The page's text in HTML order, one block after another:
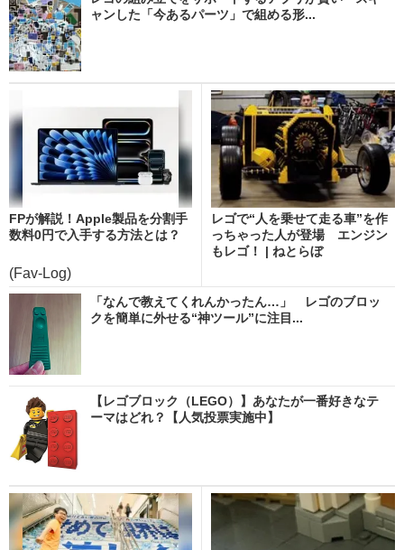
ャンした「今あるパーツ」で組める形...
FPが解説！Apple製品を分割手
数料0円で入手する方法とは？
(Fav-Log)
レゴで“人を乗せて走る車”を作
っちゃった人が登場 エンジン
もレゴ！ | ねとらぼ
「なんで教えてくれんかったん…」 レゴのブロッ
クを簡単に外せる“神ツール”に注目...
【レゴブロック（LEGO）】あなたが一番好きなテ
ーマはどれ？【人気投票実施中】